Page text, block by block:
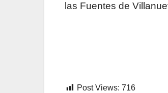
las Fuentes de
Post Views: 716